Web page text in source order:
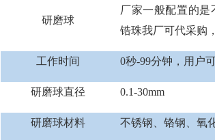
研磨球
厂家一般配置的是
锆珠我厂可代采购
工作时间 0秒-99分钟，用户
研磨球直径 0.1-30mm
研磨球材料 不锈钢、铬钢、氧